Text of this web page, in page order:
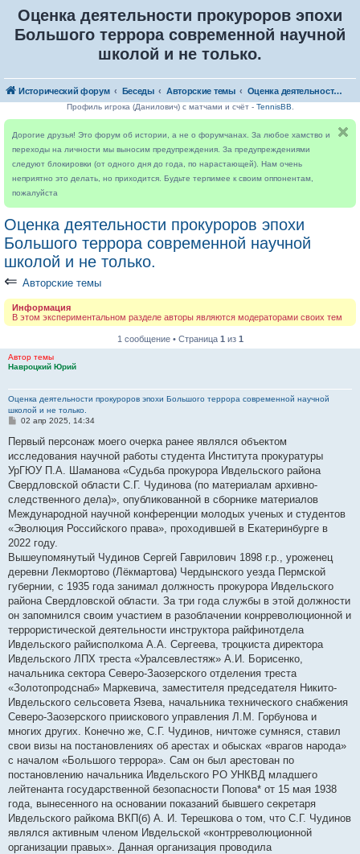
Оценка деятельности прокуроров эпохи
Большого террора современной научной
школой и не только.
Исторический форум Беседы Авторские темы Оценка деятельности прокуроров эпохи Большого террора современной научной школой и не только.
Профиль игрока (Данилович) с матчами и счёт - TennisBB
Дорогие друзья! Это форум об истории, а не о форумчанах. За любое хамство и
переходы на личности мы выносим предупреждения. За предупреждениями
следуют блокировки (от одного дня до года, по нарастающей). Нам очень
неприятно это делать, но приходится. Будьте терпимее к своим оппонентам,
пожалуйста
Оценка деятельности прокуроров эпохи
Большого террора современной научной
школой и не только.
⇐ Авторские темы
Информация
В этом экспериментальном разделе авторы являются модераторами своих тем
1 сообщение • Страница 1 из 1
Автор темы
Навроцкий Юрий
Оценка деятельности прокуроров эпохи Большого террора современной научной
школой и не только.
С
о
б
щ
е
и
е
02 апр 2025, 14:34
Первый персонаж моего очерка ранее являлся объектом
исследования научной работы студента Института прокуратуры
УрГЮУ П.А. Шаманова «Судьба прокурора Ивдельского района
Свердловской области С.Г. Чудинова (по материалам архивно-
следственного дела)», опубликованной в сборнике материалов
Международной научной конференции молодых ученых и студентов
«Эволюция Российского права», проходившей в Екатеринбурге в
2022 году.
Вышеупомянутый Чудинов Сергей Гаврилович 1898 г.р., уроженец
деревни Лекмортово (Лёкмартова) Чердынского уезда Пермской
губернии, с 1935 года занимал должность прокурора Ивдельского
района Свердловской области. За три года службы в этой должности
он запомнился своим участием в разоблачении конрреволюционной и
террористической деятельности инструктора райфинотдела
Ивдельского райисполкома А.А. Сергеева, троцкиста директора
Ивдельского ЛПХ треста «Уралсевлестяж» А.И. Борисенко,
начальника сектора Северо-Заозерского отделения треста
«Золотопродснаб» Маркевича, заместителя председателя Никито-
Ивдельского сельсовета Язева, начальника технического снабжения
Северо-Заозерского приискового управления Л.М. Горбунова и
многих других. Конечно же, С.Г. Чудинов, ничтоже сумняся, ставил
свои визы на постановлениях об арестах и обысках «врагов народа»
с началом «Большого террора». Сам он был арестован по
постановлению начальника Ивдельского РО УНКВД младшего
лейтенанта государственной безопасности Попова* от 15 мая 1938
года, вынесенного на основании показаний бывшего секретаря
Ивдельского райкома ВКП(б) А. И. Терешкова о том, что С.Г. Чудинов
являлся активным членом Ивдельской «контрреволюционной
организации правых». Данная организация проводила